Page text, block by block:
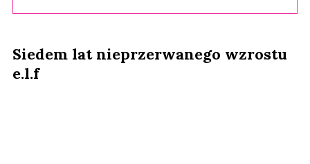
Siedem lat nieprzerwanego wzrostu
e.l.f